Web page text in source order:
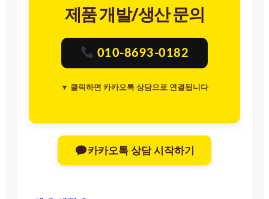
제품 개발/생산 문의
010-8693-0182
▼ 클릭하면 카카오톡 상담으로 연결됩니다
카카오톡 상담 시작하기